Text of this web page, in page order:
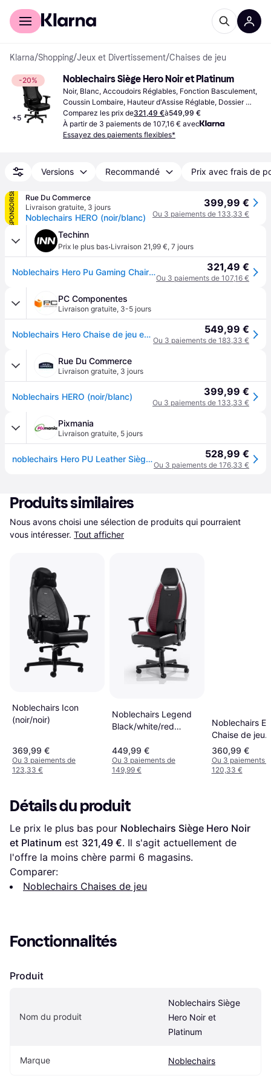
Acheter avec Klarna
Klarna/Shopping/Jeux et Divertissement/Chaises de jeu
-20%
+5
Noblechairs Siège Hero Noir et Platinum
Noir, Blanc, Accoudoirs Réglables, Fonction Basculement,
Coussin Lombaire, Hauteur d'Assise Réglable, Dossier
Réglable, Coussin Appui-Tête
Comparez les prix de321,49 €à549,99 €
À partir de 3 paiements de 107,16 € avec
Essayez des paiements flexibles*
Versions Recommandé Prix avec frais de
SPONSORISÉ
Rue Du Commerce
Livraison gratuite, 3 jours
Noblechairs HERO (noir/blanc)
399,99 €
Ou 3 paiements de 133,33 €
Techinn
Prix le plus bas·Livraison 21,99 €, 7 jours
Noblechairs Hero Pu Gaming Chair Noir 321,49 €
Ou 3 paiements de 107,16 €
PC Componentes
Livraison gratuite, 3-5 jours
Noblechairs Hero Chaise de jeu en cuir PU Noir/Blanc 549,99 €
Ou 3 paiements de 183,33 €
Rue Du Commerce
Livraison gratuite, 3 jours
Noblechairs HERO (noir/blanc) 399,99 €
Ou 3 paiements de 133,33 €
Pixmania
Livraison gratuite, 5 jours
noblechairs Hero PU Leather Siège rembourré Dossier rembourré - Neuf - Noir 528,99 €
Ou 3 paiements de 176,33 €
Produits similaires
Nous avons choisi une sélection de produits qui pourraient
vous intéresser. Tout afficher
Noblechairs Icon
(noir/noir)
369,99 €
Ou 3 paiements de
123,33 €
Noblechairs Legend
Black/white/red
449,99 €
Ou 3 paiements de
149,99 €
Noblechairs
Chaise de jeu
rembourrée
360,99 €
Ou 3 paiements
120,33 €
Détails du produit
Le prix le plus bas pour Noblechairs Siège Hero Noir
et Platinum est 321,49 €. Il s'agit actuellement de
l'offre la moins chère parmi 6 magasins.
Comparer:
Noblechairs Chaises de jeu
Fonctionnalités
Produit
Nom du produit
Noblechairs Siège
Hero Noir et
Platinum
Marque Noblechairs